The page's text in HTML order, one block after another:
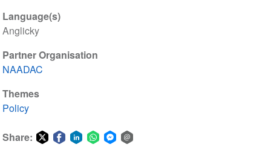
Language(s)
Anglicky
Partner Organisation
NAADAC
Themes
Policy
Share: